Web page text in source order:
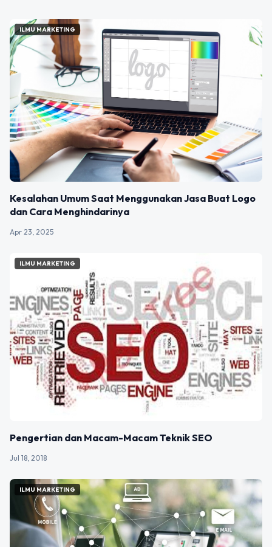
ILMU MARKETING
Kesalahan Umum Saat Menggunakan Jasa Buat Logo
dan Cara Menghindarinya
Apr 23, 2025
ILMU MARKETING
Pengertian dan Macam-Macam Teknik SEO
Jul 18, 2018
ILMU MARKETING